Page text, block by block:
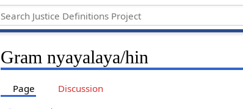
Gram nyayalaya/hin
Page Discussion